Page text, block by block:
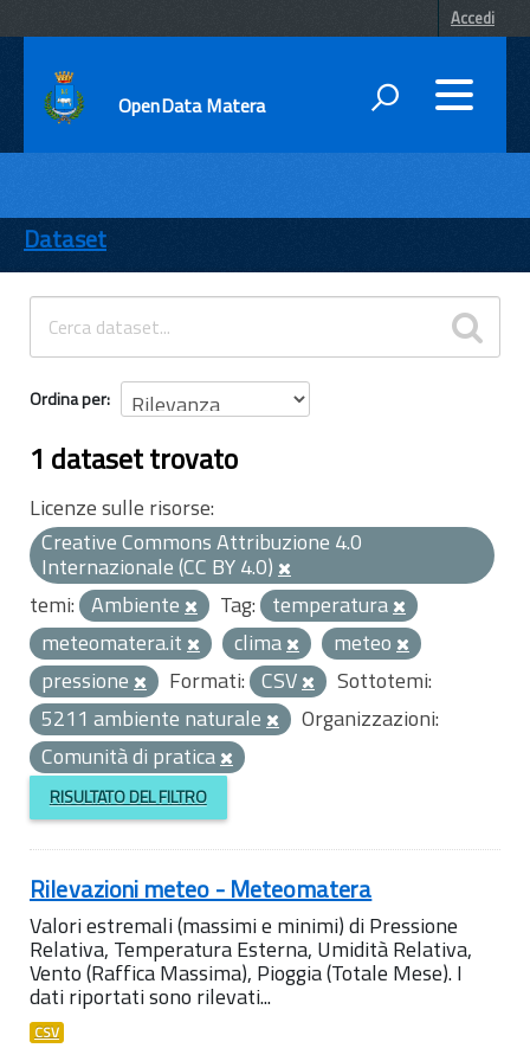
Accedi
OpenData Matera
ENTI
TEMI
INFORMAZIONI
Dataset
Ordina per
1 dataset trovato
Licenze sulle risorse:
Creative Commons Attribuzione 4.0
Internazionale (CC BY 4.0)
temi: Ambiente Tag: temperatura
meteomatera.it
clima
meteo
pressione
Formati: CSV
Sottotemi:
5211 ambiente naturale
Organizzazioni:
Comunità di pratica
RISULTATO DEL FILTRO
Rilevazioni meteo - Meteomatera
Valori estremali (massimi e minimi) di Pressione
Relativa, Temperatura Esterna, Umidità Relativa,
Vento (Raffica Massima), Pioggia (Totale Mese). I
dati riportati sono rilevati...
CSV